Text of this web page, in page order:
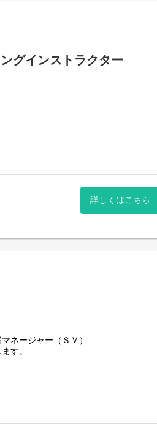
グインストラクター
を積んで頂き、コーチデビューとなり
詳しくはこちら
ネージャー（ＳＶ）
す。